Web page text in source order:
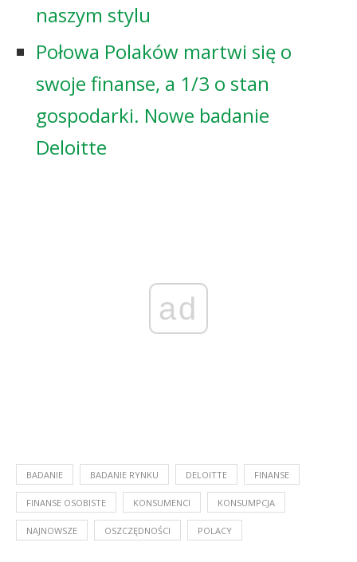
naszym stylu
Połowa Polaków martwi się o
swoje finanse, a 1/3 o stan
gospodarki. Nowe badanie
Deloitte
ad
BADANIE BADANIE RYNKU DELOITTE FINANSE
FINANSE OSOBISTE KONSUMENCI KONSUMPCJA
NAJNOWSZE OSZCZĘDNOŚCI POLACY